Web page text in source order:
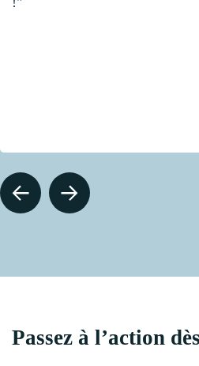
Passez à l’action